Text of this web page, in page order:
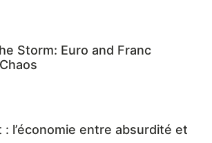
Storm: Euro and Franc
: l’économie entre absurdité et